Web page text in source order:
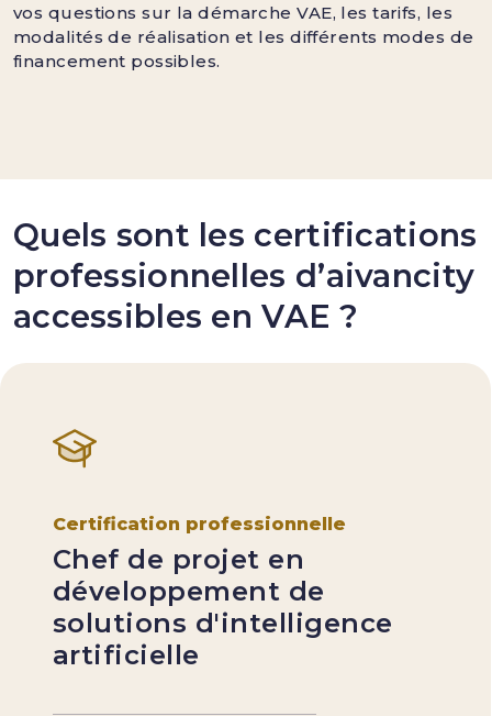
vos questions sur la démarche VAE, les tarifs, les
modalités de réalisation et les différents modes de
financement possibles.
Quels sont les certifications
professionnelles d’aivancity
accessibles en VAE ?
Certification professionnelle
Chef de projet en
développement de
solutions d'intelligence
artificielle